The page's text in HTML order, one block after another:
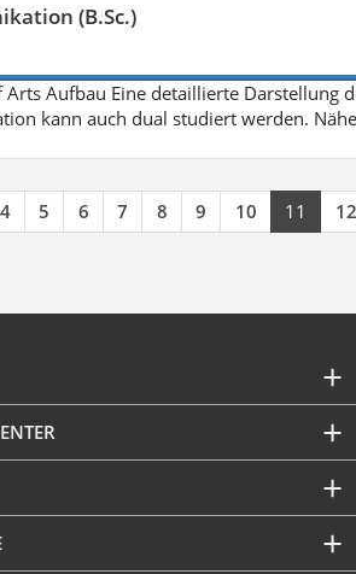
(B.Sc.)
Arts Aufbau Eine detaillierte Darstellung
kann auch dual studiert werden.
4 5 6 7 8 9 10 11 12